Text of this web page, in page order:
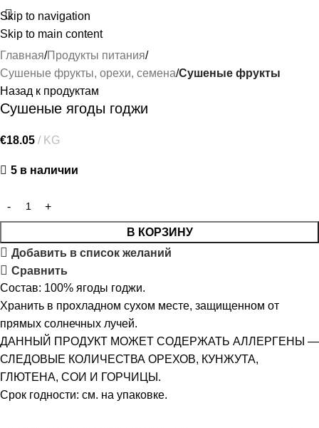
Skip to navigation
Skip to main content
Главная Продукты питания
Сушеные фрукты, орехи, семена Сушеные фрукты
Назад к продуктам
Сушеные ягоды годжи
€18.05 KG
5 в наличии
В КОРЗИНУ
Добавить в список желаний
Сравнить
Состав: 100% ягоды годжи.
Хранить в прохладном сухом месте, защищенном от
прямых солнечных лучей.
ДАННЫЙ ПРОДУКТ МОЖЕТ СОДЕРЖАТЬ АЛЛЕРГЕНЫ —
СЛЕДОВЫЕ КОЛИЧЕСТВА ОРЕХОВ, КУНЖУТА,
ГЛЮТЕНА, СОИ И ГОРЧИЦЫ.
Срок годности: см. на упаковке.